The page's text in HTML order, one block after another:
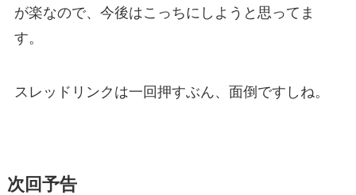
が楽なので、今後はこっちにしようと思ってま
す。
スレッドリンクは一回押すぶん、面倒ですしね。
次回予告